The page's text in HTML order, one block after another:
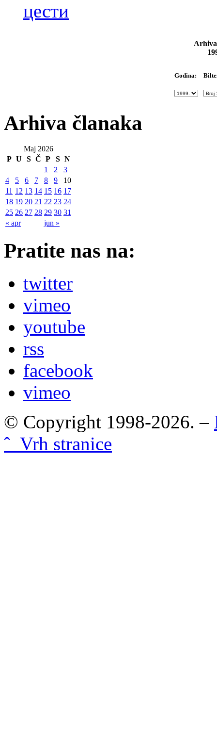
цести
Godina:
Arhiva članaka
Maj 2026
P U S Č P S N
« apr jun »
1 2
3
4
5 6 7 8 9
10
11 12 13 14 15 16 17
18 19 20 21 22 23 24
25 26 27 28 29 30 31
Pratite nas na:
twitter
vimeo
youtube
rss
facebook
vimeo
© Copyright 1998-2026. –
ˆ Vrh stranice